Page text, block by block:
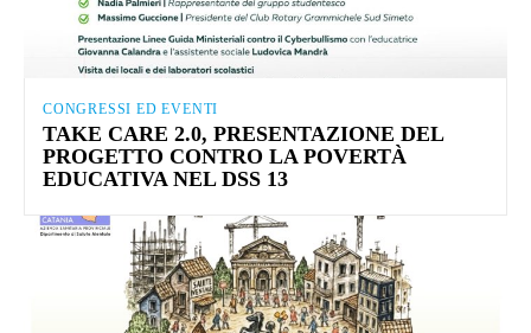
CONGRESSI ED EVENTI
TAKE CARE 2.0, PRESENTAZIONE DEL
PROGETTO CONTRO LA POVERTÀ
EDUCATIVA NEL DSS 13